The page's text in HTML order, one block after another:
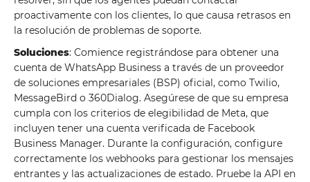
proactivamente con los clientes, lo que causa retrasos en
la resolución de problemas de soporte.
Soluciones: Comience registrándose para obtener una
cuenta de WhatsApp Business a través de un proveedor
de soluciones empresariales (BSP) oficial, como Twilio,
MessageBird o 360Dialog. Asegúrese de que su empresa
cumpla con los criterios de elegibilidad de Meta, que
incluyen tener una cuenta verificada de Facebook
Business Manager. Durante la configuración, configure
correctamente los webhooks para gestionar los mensajes
entrantes y las actualizaciones de estado. Pruebe la API en